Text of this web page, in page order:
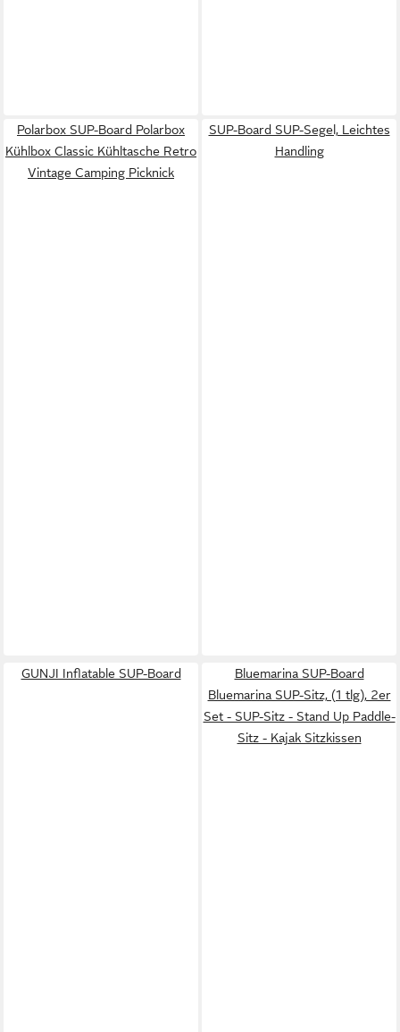
Polarbox SUP-Board Polarbox
Kühlbox Classic Kühltasche Retro
Vintage Camping Picknick
SUP-Board SUP-Segel, Leichtes
Handling
GUNJI Inflatable SUP-Board
Bluemarina SUP-Board
Bluemarina SUP-Sitz, (1 tlg), 2er
Set - SUP-Sitz - Stand Up Paddle-
Sitz - Kajak Sitzkissen